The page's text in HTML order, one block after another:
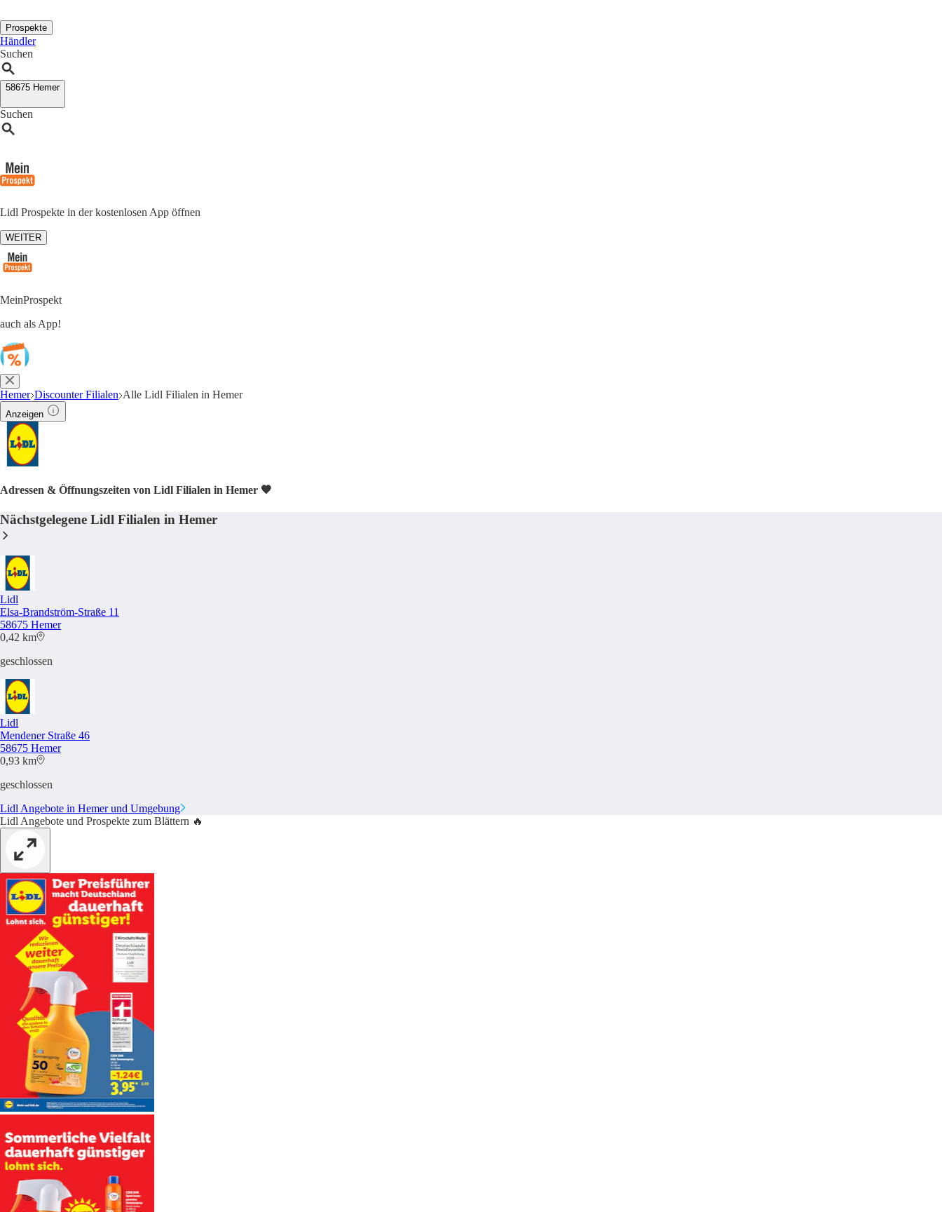
Prospekte
Händler
Suchen
58675 Hemer
Suchen
Lidl Prospekte in der kostenlosen App öffnen
WEITER
MeinProspekt
auch als App!
Hemer Discounter Filialen Alle Lidl Filialen in Hemer
Anzeigen
Adressen & Öffnungszeiten von Lidl Filialen in Hemer 🧡
Nächstgelegene Lidl Filialen in Hemer
Lidl
Elsa-Brandström-Straße 11
58675 Hemer
0,42 km
geschlossen
Lidl
Mendener Straße 46
58675 Hemer
0,93 km
geschlossen
Lidl Angebote in Hemer und Umgebung
Lidl Angebote und Prospekte zum Blättern 🔥